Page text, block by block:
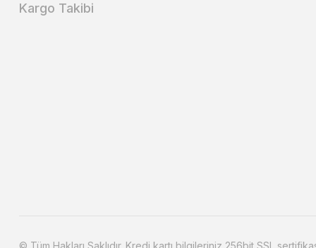
Kargo Takibi
© Tüm Hakları Saklıdır. Kredi kartı bilgileriniz 256bit SSL